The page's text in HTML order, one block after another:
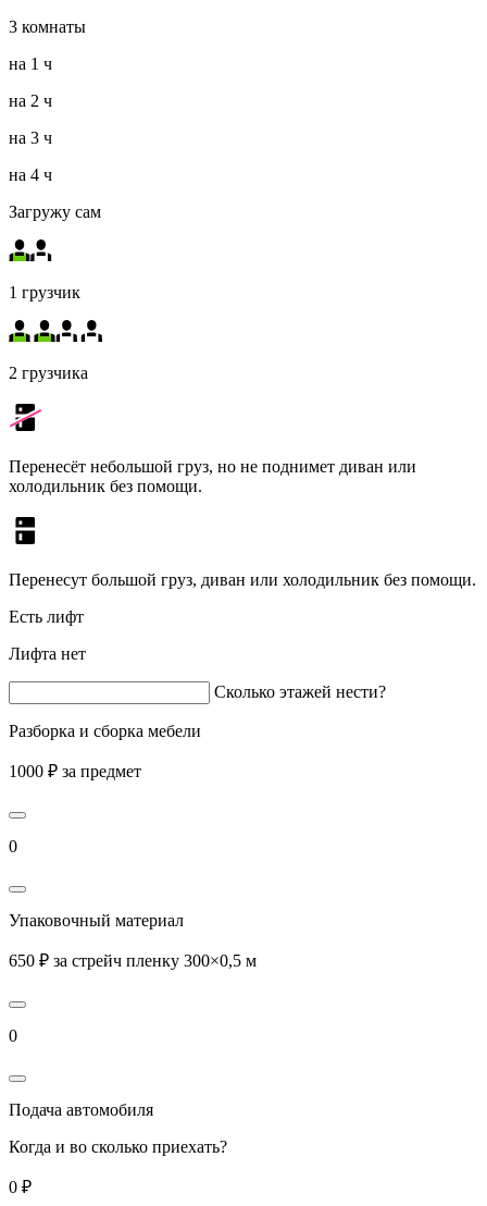
3 комнаты
на 1 ч
на 2 ч
на 3 ч
на 4 ч
Загружу сам
1 грузчик
2 грузчика
Перенесёт небольшой груз, но не поднимет диван или
холодильник без помощи.
Перенесут большой груз, диван или холодильник без помощи.
Есть лифт
Лифта нет
Сколько этажей нести?
Разборка и сборка мебели
1000 ₽ за предмет
0
Упаковочный материал
650 ₽ за стрейч пленку 300×0,5 м
0
Подача автомобиля
Когда и во сколько приехать?
0 ₽